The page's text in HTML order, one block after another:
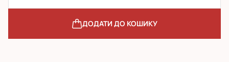
ДОДАТИ ДО КОШИКУ